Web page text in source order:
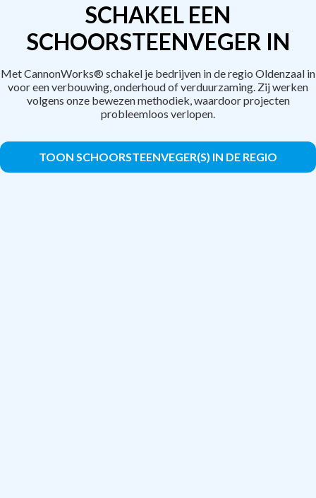
SCHAKEL EEN
SCHOORSTEENVEGER IN
Met CannonWorks® schakel je bedrijven in de regio Oldenzaal in
voor een verbouwing, onderhoud of verduurzaming. Zij werken
volgens onze bewezen methodiek, waardoor projecten
probleemloos verlopen.
TOON SCHOORSTEENVEGER(S) IN DE REGIO